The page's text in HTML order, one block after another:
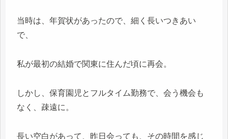
当時は、年賀状があったので、細く長いつきあい
で、
私が最初の結婚で関東に住んだ頃に再会。
しかし、保育園児とフルタイム勤務で、会う機会も
なく、疎遠に。
長い空白があって、昨日会っても、その時間を感じ